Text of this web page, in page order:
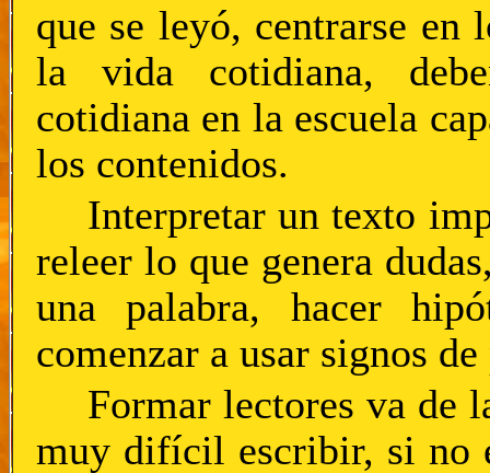
que se leyó, centrarse
la vida cotidiana,
cotidiana en la escuela
los contenidos.
Interpretar un texto
releer lo que genera
una palabra, hacer
comenzar a usar signos
Formar lectores va de
muy difícil escribir, si no